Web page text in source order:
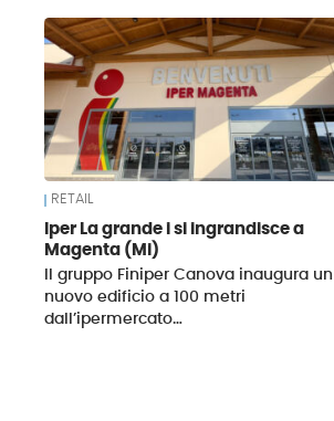
News
RETAIL
Iper La grande i si ingrandisce a
Magenta (Mi)
Il gruppo Finiper Canova inaugura un
nuovo edificio a 100 metri
dall’ipermercato…